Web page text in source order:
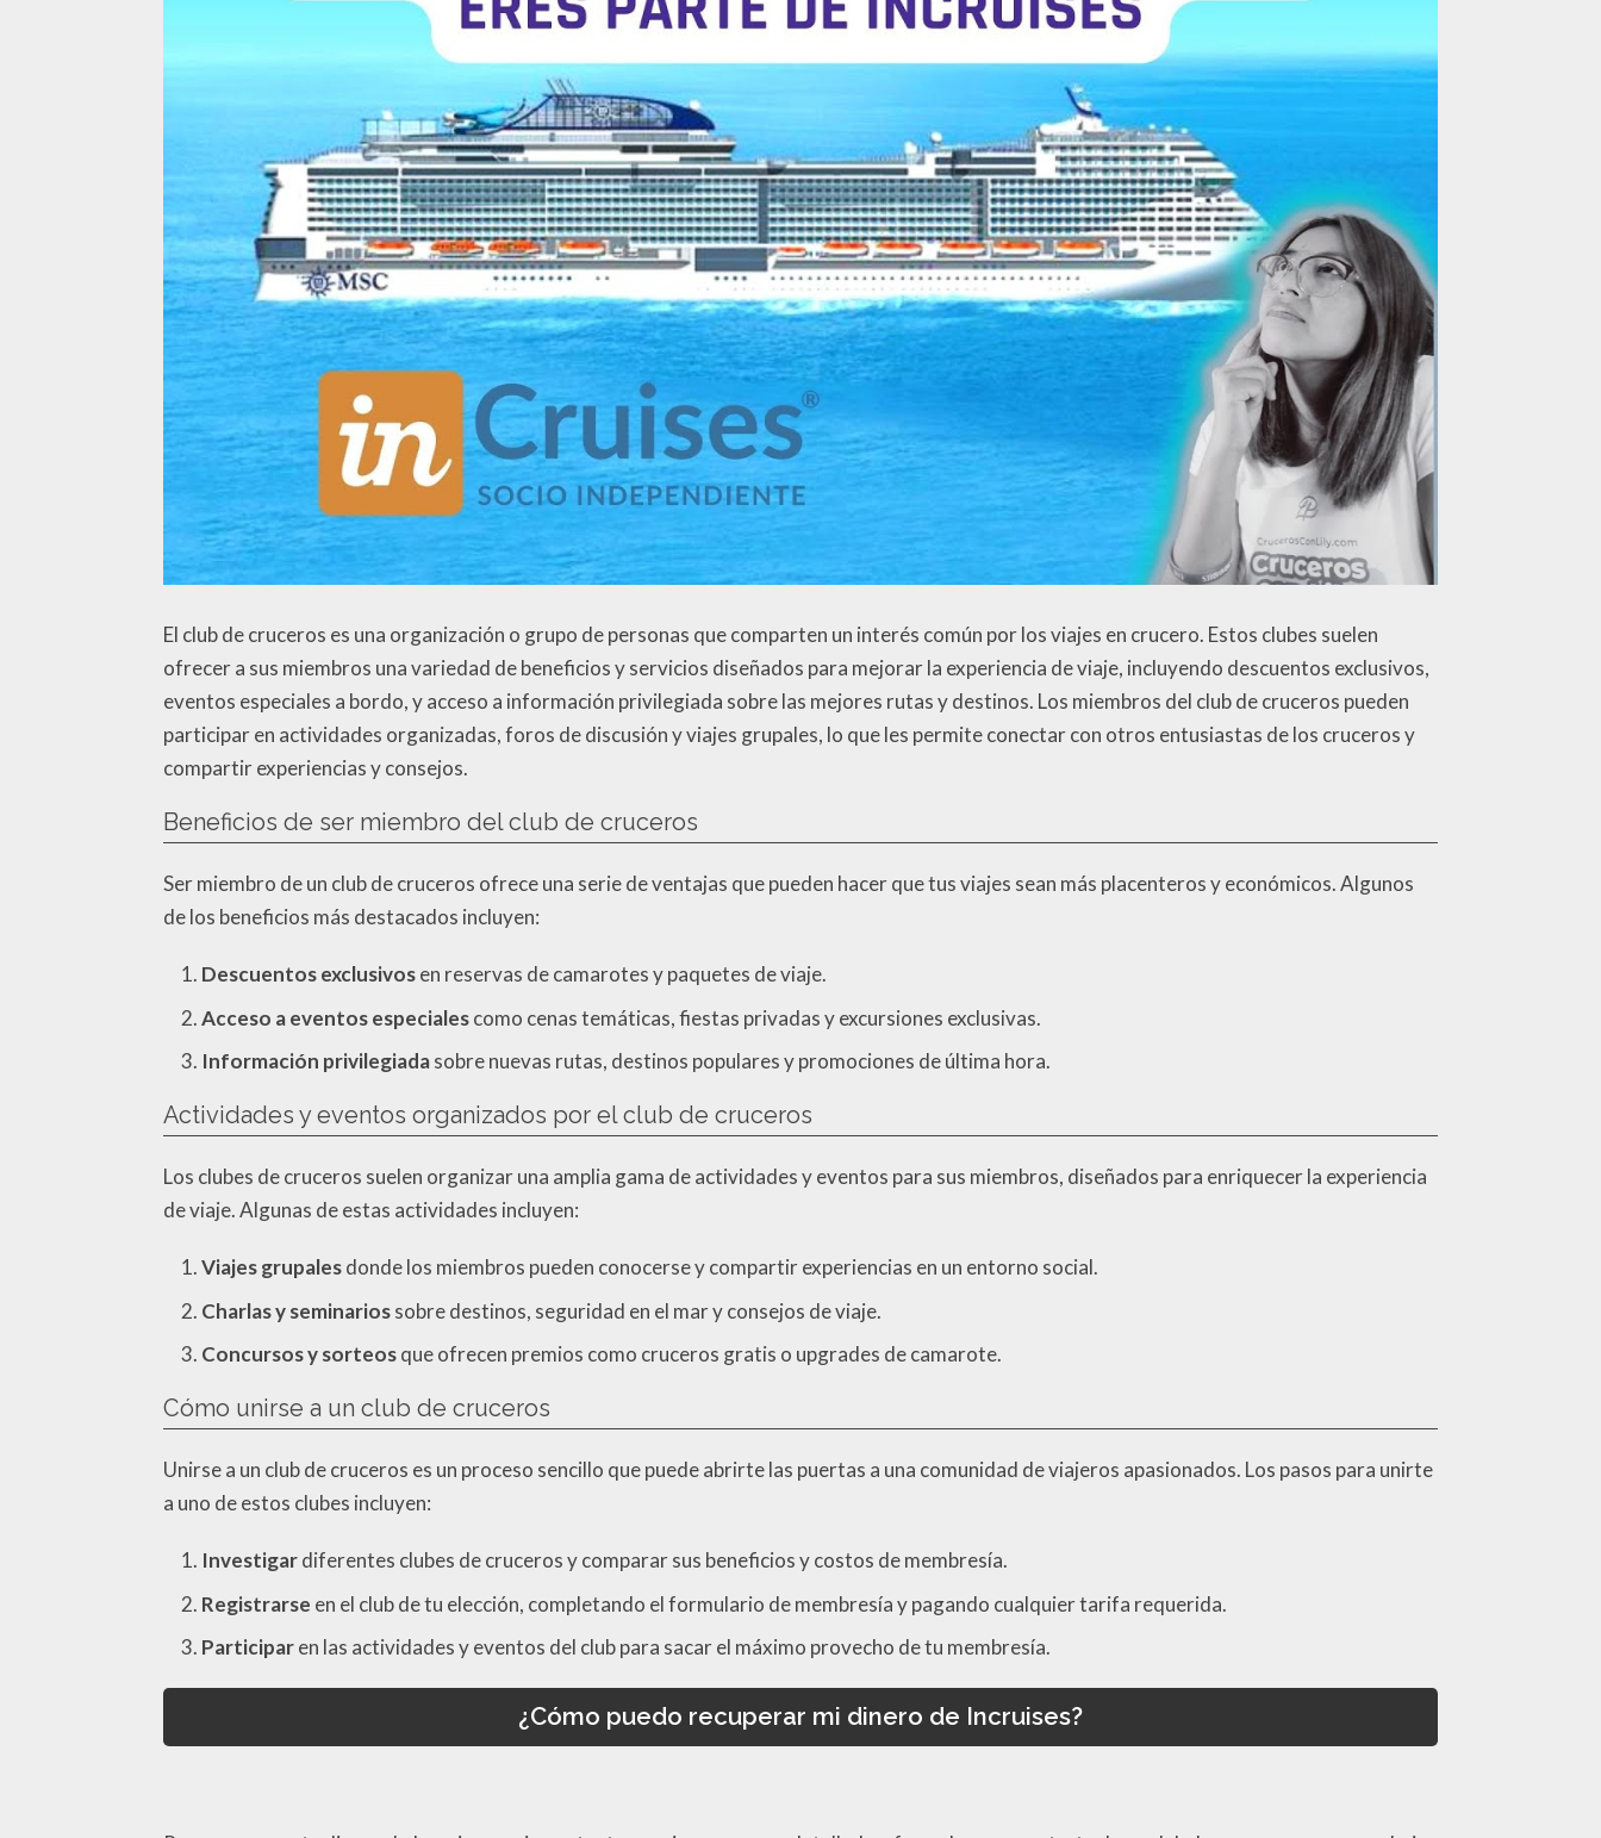
El club de cruceros es una organización o grupo de personas que comparten un interés común por los viajes en crucero. Estos clubes suelen
ofrecer a sus miembros una variedad de beneficios y servicios diseñados para mejorar la experiencia de viaje, incluyendo descuentos exclusivos,
eventos especiales a bordo, y acceso a información privilegiada sobre las mejores rutas y destinos. Los miembros del club de cruceros pueden
participar en actividades organizadas, foros de discusión y viajes grupales, lo que les permite conectar con otros entusiastas de los cruceros y
compartir experiencias y consejos.
Beneficios de ser miembro del club de cruceros
Ser miembro de un club de cruceros ofrece una serie de ventajas que pueden hacer que tus viajes sean más placenteros y económicos. Algunos
de los beneficios más destacados incluyen:
Descuentos exclusivosen reservas de camarotes y paquetes de viaje.
Acceso a eventos especialescomo cenas temáticas, fiestas privadas y excursiones exclusivas.
Información privilegiadasobre nuevas rutas, destinos populares y promociones de última hora.
Actividades y eventos organizados por el club de cruceros
Los clubes de cruceros suelen organizar una amplia gama de actividades y eventos para sus miembros, diseñados para enriquecer la experiencia
de viaje. Algunas de estas actividades incluyen:
Viajes grupalesdonde los miembros pueden conocerse y compartir experiencias en un entorno social.
Charlas y seminariossobre destinos, seguridad en el mar y consejos de viaje.
Concursos y sorteosque ofrecen premios como cruceros gratis o upgrades de camarote.
Cómo unirse a un club de cruceros
Unirse a un club de cruceros es un proceso sencillo que puede abrirte las puertas a una comunidad de viajeros apasionados. Los pasos para unirte
a uno de estos clubes incluyen:
Investigardiferentes clubes de cruceros y comparar sus beneficios y costos de membresía.
Registrarse en el club de tu elección, completando el formulario de membresía y pagando cualquier tarifa requerida.
Participaren las actividades y eventos del club para sacar el máximo provecho de tu membresía.
¿Cómo puedo recuperar mi dinero de Incruises?